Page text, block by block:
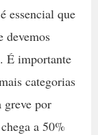
essencial que
devemos
É importante
categorias
greve por
a 50%